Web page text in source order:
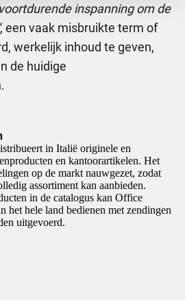
inspanning om de
, een vaak misbruikte term of
werkelijk inhoud te geven,
de huidige
in Italië originele en
en kantoorartikelen. Het
op de markt nauwgezet, zodat
assortiment kan aanbieden.
in de catalogus kan Office
het hele land bedienen met zendingen
uitgevoerd.